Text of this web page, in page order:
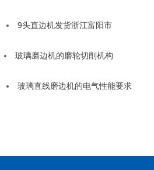
9头直边机发货浙江富阳市
玻璃磨边机的磨轮切削机构
玻璃直线磨边机的电气性能要求